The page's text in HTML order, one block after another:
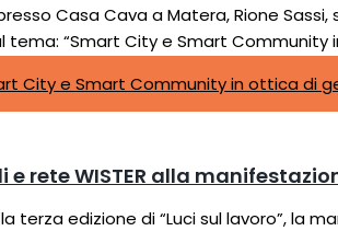
Casa Cava a Matera, Rione
“Smart City e Smart Community
City e Smart Community in ottica di
rete WISTER alla
terza edizione di “Luci sul lavoro”, la